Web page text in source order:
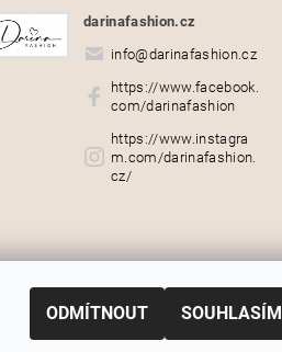
darinafashion.cz
info@darinafashion.cz
https://www.facebook.
com/darinafashion
https://www.instagra
m.com/darinafashion.
cz/
ODMÍTNOUT SOUHLASÍM